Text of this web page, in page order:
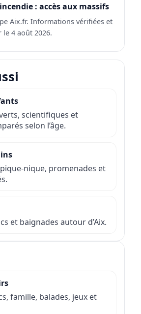
: accès aux massifs
Aix.fr. Informations vérifiées et
le 4 août 2026.
scientifiques et
selon l’âge.
nique, promenades et
et baignades autour d’Aix.
famille, balades, jeux et